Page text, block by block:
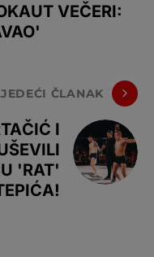
VEČERI:
ČLANAK
I
'RAT'